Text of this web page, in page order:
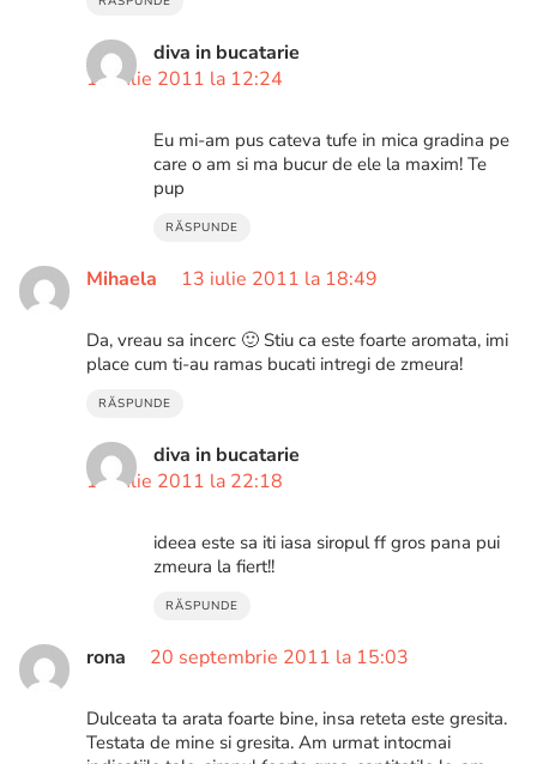
diva in bucatarie
13 iulie 2011 la 12:24
Eu mi-am pus cateva tufe in mica gradina pe
care o am si ma bucur de ele la maxim! Te
pup
RĂSPUNDE
Mihaela 13 iulie 2011 la 18:49
Da, vreau sa incerc 🙂 Stiu ca este foarte aromata, imi
place cum ti-au ramas bucati intregi de zmeura!
RĂSPUNDE
diva in bucatarie
13 iulie 2011 la 22:18
ideea este sa iti iasa siropul ff gros pana pui
zmeura la fiert!!
RĂSPUNDE
rona 20 septembrie 2011 la 15:03
Dulceata ta arata foarte bine, insa reteta este gresita.
Testata de mine si gresita. Am urmat intocmai